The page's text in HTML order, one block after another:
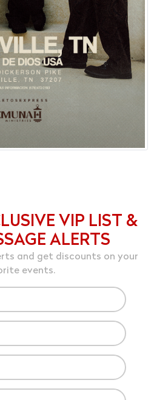
VIP LIST &
ALERTS
and get discounts on your
events.